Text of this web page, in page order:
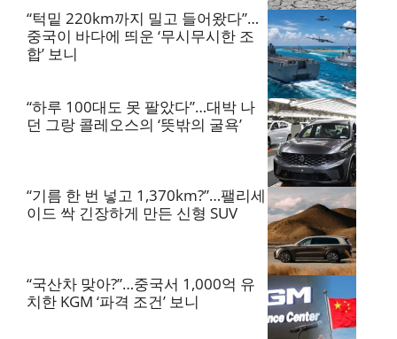
“턱밑 220km까지 밀고 들어왔다”…
중국이 바다에 띄운 ‘무시무시한 조
합’ 보니
“하루 100대도 못 팔았다”…대박 나
던 그랑 콜레오스의 ‘뜻밖의 굴욕’
“기름 한 번 넣고 1,370km?”…팰리세
이드 싹 긴장하게 만든 신형 SUV
“국산차 맞아?”…중국서 1,000억 유
치한 KGM ‘파격 조건’ 보니